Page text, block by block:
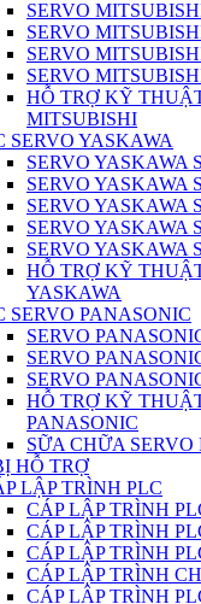
SERVO
SERVO
SERVO
SERVO
HỖ TRỢ KỸ
MITSUBISHI
SERVO YASKAWA
SERVO YASKAWA
SERVO YASKAWA
SERVO YASKAWA
SERVO YASKAWA
SERVO YASKAWA
HỖ TRỢ KỸ
YASKAWA
SERVO PANASONIC
SERVO
SERVO
SERVO
HỖ TRỢ KỸ
PANASONIC
SỮA CHỮA SERVO
HỖ TRỢ
LẬP TRÌNH PLC
CÁP LẬP TRÌNH
CÁP LẬP TRÌNH
CÁP LẬP TRÌNH
CÁP LẬP TRÌNH
CÁP LẬP TRÌNH